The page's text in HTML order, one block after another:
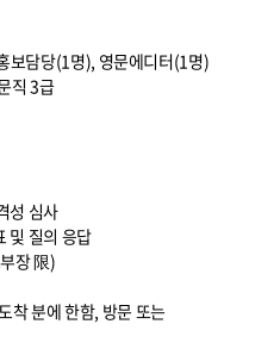
보담당(1명), 영문에디터(1명)
직 3급
성 심사
및 질의 응답
장 限)
착 분에 한함, 방문 또는